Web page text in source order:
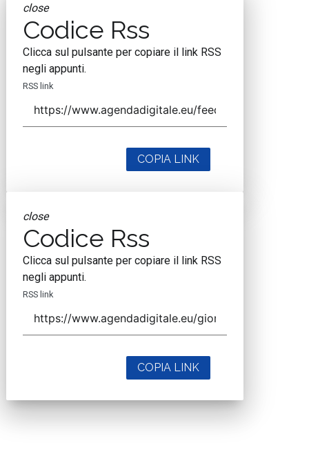
close
Codice Rss
Clicca sul pulsante per copiare il link RSS
negli appunti.
RSS link
COPIA LINK
close
Codice Rss
Clicca sul pulsante per copiare il link RSS
negli appunti.
RSS link
COPIA LINK